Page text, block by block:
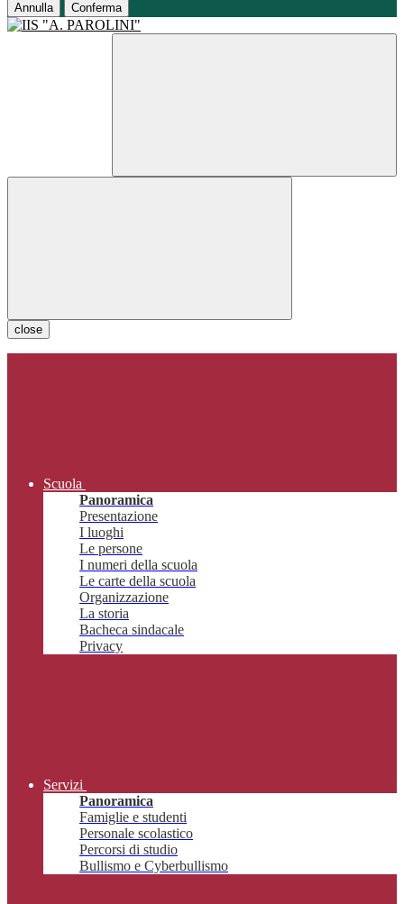
Annulla Conferma
close
Scuola
Panoramica
Presentazione
I luoghi
Le persone
I numeri della scuola
Le carte della scuola
Organizzazione
La storia
Bacheca sindacale
Privacy
Servizi
Panoramica
Famiglie e studenti
Personale scolastico
Percorsi di studio
Bullismo e Cyberbullismo